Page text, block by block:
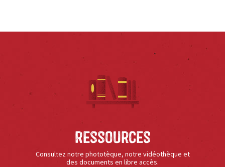
Ressources
Consultez notre phototèque, notre vidéothèque et
des documents en libre accès.